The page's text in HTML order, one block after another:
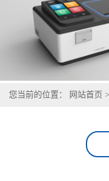
您当前的位置： 网站首页 >